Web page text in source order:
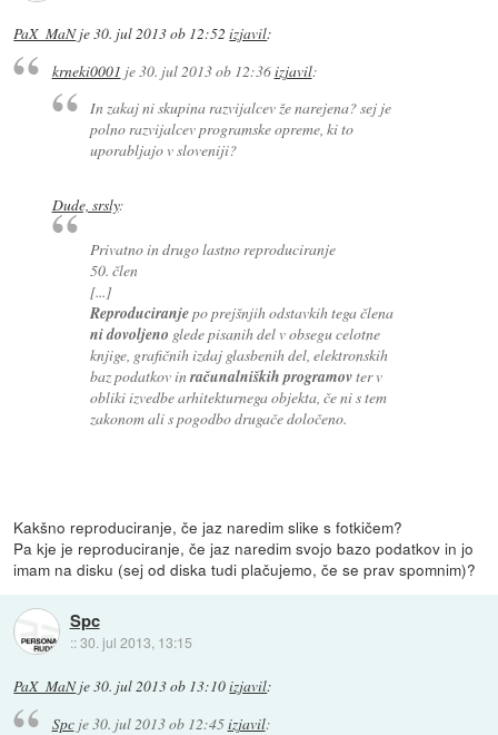
PaX_MaNje30. jul 2013 ob 12:52 izjavil:
krneki0001 je30. jul 2013 ob 12:36izjavil:
In zakaj ni skupina razvijalcev že narejena? sej je
polno razvijalcev programske opreme, ki to
uporabljajo v sloveniji?
Dude, srsly:
Privatno in drugo lastno reproduciranje
50. člen
[...]
Reproduciranjepo prejšnjih odstavkih tega člena
ni dovoljeno glede pisanih del v obsegu celotne
knjige, grafičnih izdaj glasbenih del, elektronskih
baz podatkov inračunalniških programovter v
obliki izvedbe arhitekturnega objekta, če ni s tem
zakonom ali s pogodbo drugače določeno.
Kakšno reproduciranje, če jaz naredim slike s fotkičem?
Pa kje je reproduciranje, če jaz naredim svojo bazo podatkov in jo
imam na disku (sej od diska tudi plačujemo, če se prav spomnim)?
Spc
::30. jul 2013, 13:15
PaX_MaNje30. jul 2013 ob 13:10izjavil:
Spcje30. jul 2013 ob 12:45izjavil: